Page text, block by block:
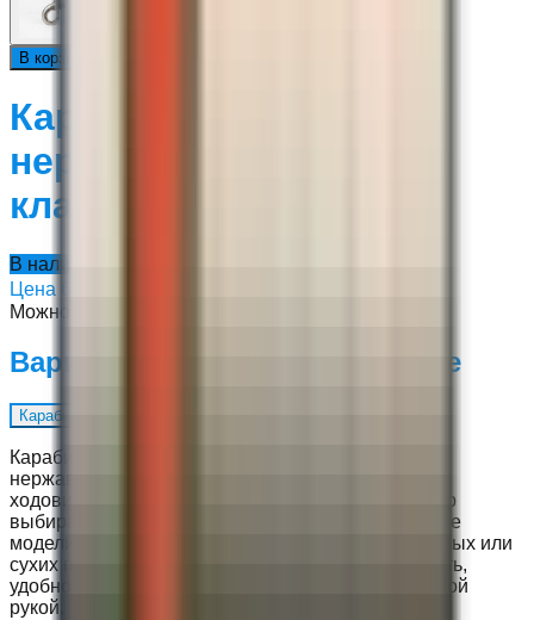
В корзину
Карабин бабочка из
нержавеющей стали
классический
В наличии
Цена
Можно купить сейчас
Варианты — выберите нужные
Карабин бабочка 115 mm
Карабин-бабочка — двусторонний карабин из
нержавеющей стали для крепления шпуль, буев,
ходовиков, катушек и мелких аксессуаров. Размер
выбирают под задачу, руку и перчатку: компактные
модели удобны в теплой воде, крупные — в толстых или
сухих перчатках. Перед покупкой лучше проверить,
удобно ли открывать и пристегивать карабин одной
рукой.